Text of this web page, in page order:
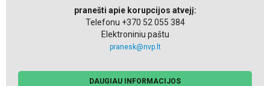
pranešti apie korupcijos atvejį:
Telefonu +370 52 055 384
Elektroniniu paštu
pranesk@nvp.lt
DAUGIAU INFORMACIJOS